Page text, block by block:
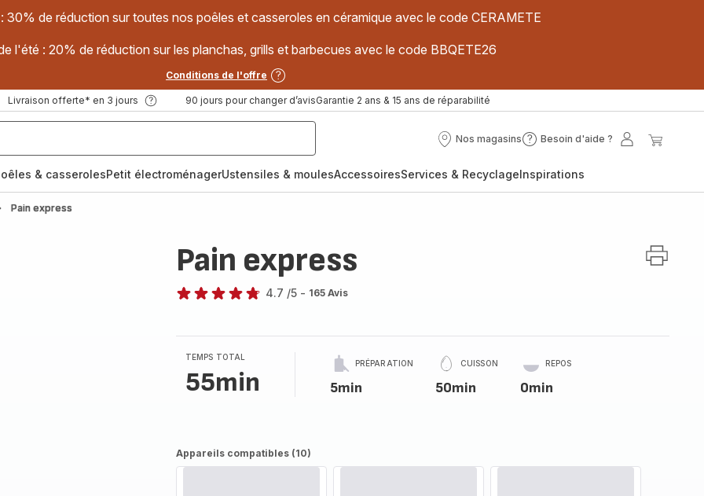
30% de réduction sur toutes nos poêles et casseroles en céramique avec le code CERAMETE
l'été : 20% de réduction sur les planchas, grills et barbecues avec le code BBQETE26
Conditions de l'offre
Livraison offerte* en 3 jours 90 jours pour changer d’avisGarantie 2 ans & 15 ans de réparabilité
Nos magasins
Nos
Besoin d'aide ?
Besoin
?
Mon
& casserolesPetit électroménagerUstensiles & moulesAccessoiresServices & RecyclageInspirations
Pain express
Pain express
4.7 /5 - 165 Avis
TEMPS TOTAL
55min
PRÉPARATION
5min
CUISSON
50min
REPOS
0min
Appareils compatibles (10)